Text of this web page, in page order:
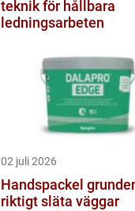
teknik för hållbara
ledningsarbeten
02 juli 2026
Handspackel grunden för
riktigt släta väggar